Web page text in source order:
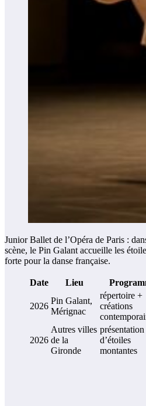
Junior Ballet de l’Opéra de Paris :
scène, le Pin Galant accueille les
forte pour la danse française.
Date Lieu
2026
Pin Galant,
Mérignac
répertoire +
créations
2026
Autres villes
de la
Gironde
présentation
d’étoiles
montantes